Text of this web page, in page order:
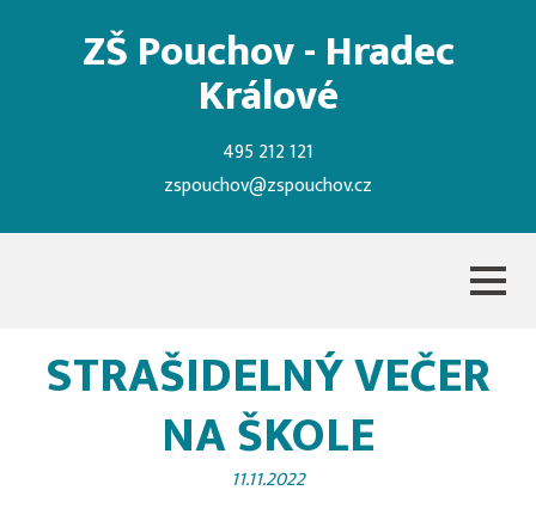
ZŠ Pouchov - Hradec
Králové
495 212 121
zspouchov@zspouchov.cz
STRAŠIDELNÝ VEČER
NA ŠKOLE
11.11.2022